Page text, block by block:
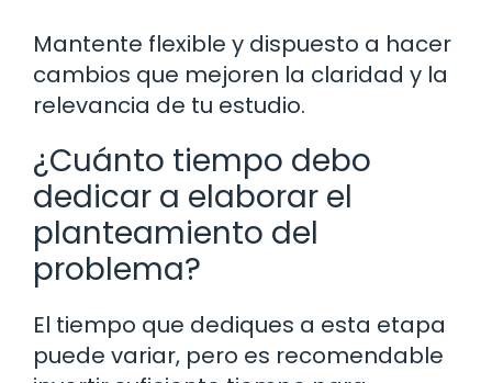
Mantente flexible y dispuesto a hacer
cambios que mejoren la claridad y la
relevancia de tu estudio.
¿Cuánto tiempo debo
dedicar a elaborar el
planteamiento del
problema?
El tiempo que dediques a esta etapa
puede variar, pero es recomendable